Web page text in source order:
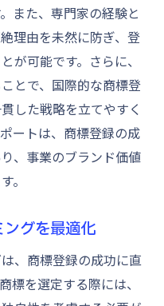
また、専門家の経験と
理由を未然に防ぎ、登
が可能です。さらに、
とで、国際的な商標登
した戦略を立てやすく
ートは、商標登録の成
、事業のブランド価値
。
グを最適化
、商標登録の成功に直
標を選定する際には、